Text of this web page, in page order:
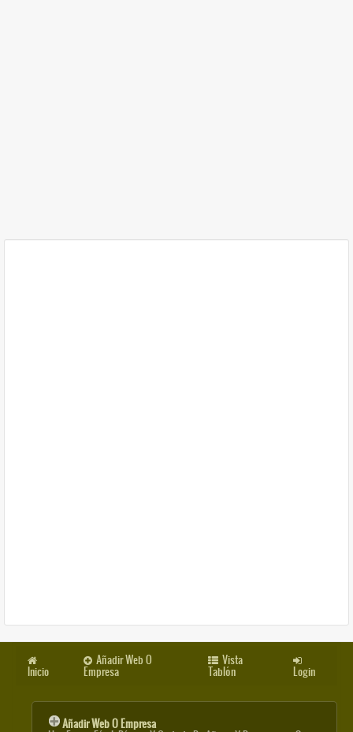
Inicio
Añadir Web O
Empresa
Vista
Tablón Login
Añadir Web O Empresa